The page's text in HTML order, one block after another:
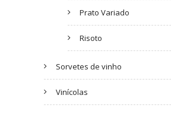
Prato Variado
Risoto
Sorvetes de vinho
Vinícolas